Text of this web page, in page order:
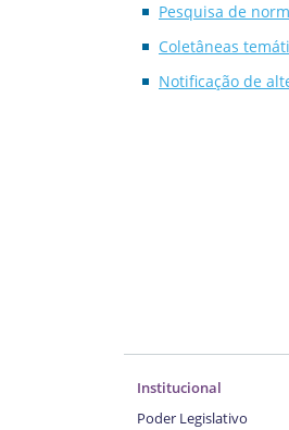
Pesquisa de
Coletâneas
Notificação de
Institucional
Poder Legislativo